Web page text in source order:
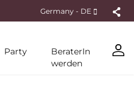
Germany - DE
Party
BeraterIn
werden